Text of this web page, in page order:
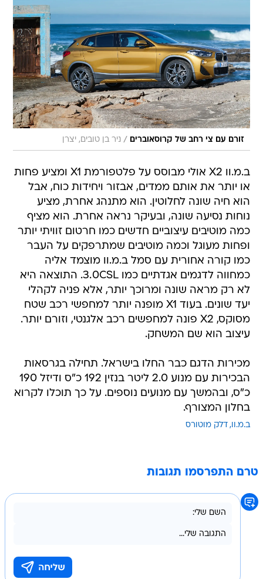
זורם עם צי רחב של קרוסאוברים / ניר בן טובים, יצרן
ב.מ.וו X2 אולי מבוסס על פלטפורמת X1 ומציע פחות
או יותר את אותם ממדים, אבזור ויחידות כוח, אבל
הוא חיה שונה לחלוטין. הוא מתנהג אחרת, מציע
נוחות נסיעה שונה, ובעיקר נראה אחרת. הוא מציף
כמה מוטיבים עיצוביים חדשים כמו חרטום זוויתי יותר
ופחות מעוגל וכמה מוטיבים שמתרפקים על העבר
כמו קורה אחורית עם סמל ב.מ.וו מוצמד אליה
כמחווה לדגמים אגדתיים כמו 3.0CSL. התוצאה היא
לא רק מראה שונה ומרוכך יותר, אלא פניה לקהלי
יעד שונים. בעוד X1 מופנה יותר למחפשי רכב שטח
מסוקס, X2 פונה למחפשים רכב אלגנטי, וזורם יותר.
עיצוב הוא שם המשחק.
מכירות הדגם כבר החלו בישראל. תחילה בגרסאות
הבכירות עם מנוע 2.0 ליטר בנזין 192 כ"ס ודיזל 190
כ"ס, ובהמשך עם מנועים נוספים. על כך תוכלו לקרוא
בחלון המצורף.
ב.מ.וו דלק מוטורס
טרם התפרסמו תגובות